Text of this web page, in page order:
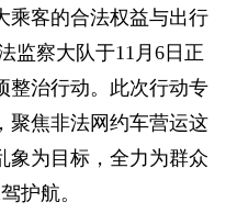
乘客的合法权益与出行
监察大队于11月6日正
整治行动。此次行动专
聚焦非法网约车营运这
象为目标，全力为群众
护航。